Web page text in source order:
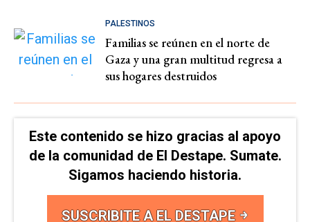
PALESTINOS
Familias se reúnen en el norte de
Gaza y una gran multitud regresa a
sus hogares destruidos
Este contenido se hizo gracias al apoyo
de la comunidad de El Destape. Sumate.
Sigamos haciendo historia.
SUSCRIBITE A EL DESTAPE